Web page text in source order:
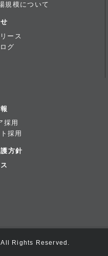
規模について
ース
グ
採用
採用
方針
Rights Reserved.